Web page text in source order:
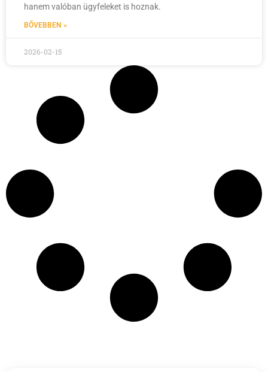
hanem valóban ügyfeleket is hoznak.
BŐVEBBEN »
2026-02-15